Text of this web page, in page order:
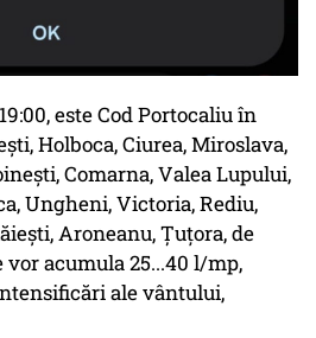
este Cod Portocaliu în
Holboca, Ciurea, Miroslava,
Comarna, Valea Lupului,
Ungheni, Victoria, Rediu,
Aroneanu, Țuțora, de
acumula 25...40 l/mp,
ale vântului,